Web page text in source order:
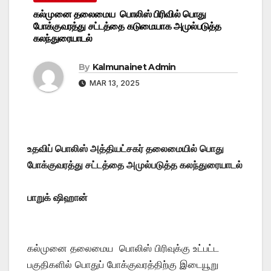
கல்முனை தலைமைய பொலிஸ் பிரிவில் பொது
போக்குவரத்து சட்டத்தை கடுமையாக அமுல்படுத்த
கலந்துரையாடல்
By Kalmunainet Admin
MAR 13, 2025
உதவிப் பொலிஸ் அத்தியட்சகர் தலைமையில் பொது
போக்குவரத்து சட்டத்தை அமுல்படுத்த கலந்துரையாடல்
பாறுக் ஷிஹான்
கல்முனை தலைமைய பொலிஸ் பிரிவுக்கு உட்பட்ட
பகுதிகளில் பொதுப் போக்குவரத்திற்கு இடையூறு